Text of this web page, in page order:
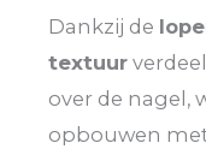
Dankzij de
textuur
over de nagel,
opbouwen